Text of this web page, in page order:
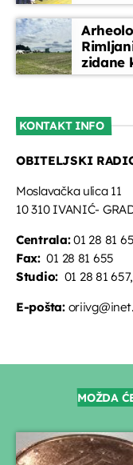
15:45 -
zidane
KONTAKT INFO
OBITELJSKI
Moslavačka ulica 11
10 310 IVANIĆ-
Centrala:01 28 81
Fax:01 28 81 655
Studio: 01 28 81
E-pošta:
MOŽDA